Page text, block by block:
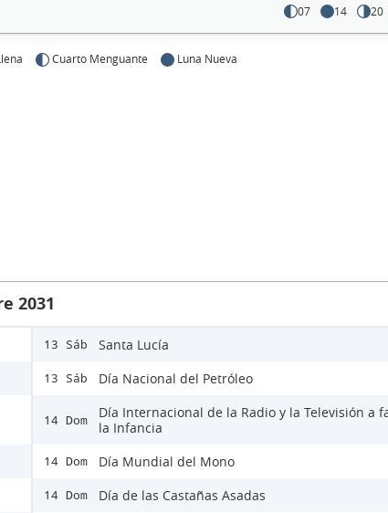
07 14 20
Cuarto Menguante Luna Nueva
2031
13 Sáb Santa Lucía
13 Sáb Día Nacional del Petróleo
14 Dom
Día Internacional de la Radio y la Televisión a
la Infancia
14 Dom Día Mundial del Mono
14 Dom Día de las Castañas Asadas